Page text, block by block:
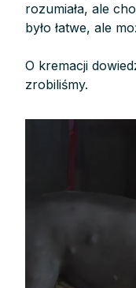
rozumiała, ale
było łatwe, ale
O kremacji
zrobiliśmy.